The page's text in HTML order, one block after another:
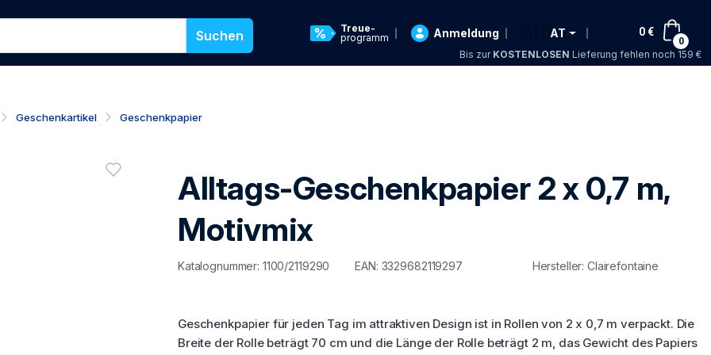
oder eine Kategorie für die Suche in unserem Online-Shop ein
Suchen
Treue-
programm
Anmeldung 🇦🇹AT 0€
0
Bis zur KOSTENLOSEN Lieferung fehlen noch 159 €
Geschenkartikel Geschenkpapier
Anmeldung erforderlichAlltags-Geschenkpapier 2 x 0,7 m,
Motivmix
Katalognummer: 1100/2119290 EAN: 3329682119297 Hersteller: Clairefontaine
Geschenkpapier für jeden Tag im attraktiven Design ist in Rollen von 2 x 0,7 m verpackt. Die
Breite der Rolle beträgt 70 cm und die Länge der Rolle beträgt 2 m, das Gewicht des Papiers